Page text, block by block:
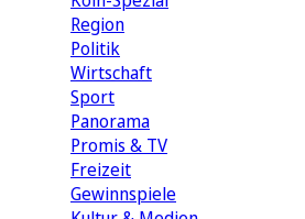
Region
Politik
Wirtschaft
Sport
Panorama
Promis & TV
Freizeit
Gewinnspiele